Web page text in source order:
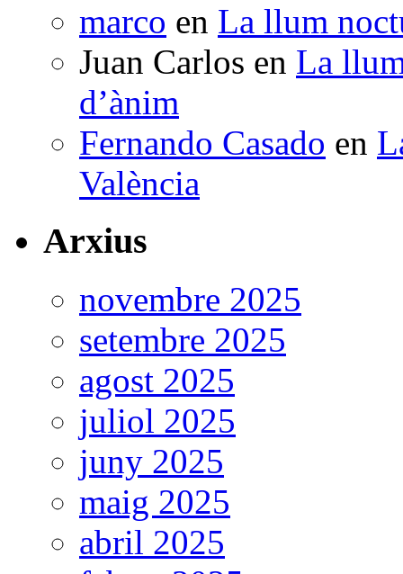
marco en La llum
Juan Carlos en La
d’ànim
Fernando Casado en
València
Arxius
novembre 2025
setembre 2025
agost 2025
juliol 2025
juny 2025
maig 2025
abril 2025